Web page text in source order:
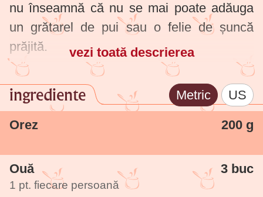
nu înseamnă că nu se mai poate adăuga
un grătarel de pui sau o felie de șuncă
prăjită.
vezi toată descrierea
ingrediente Metric US
Orez 200 g
Ouă 3 buc
1 pt. fiecare persoană